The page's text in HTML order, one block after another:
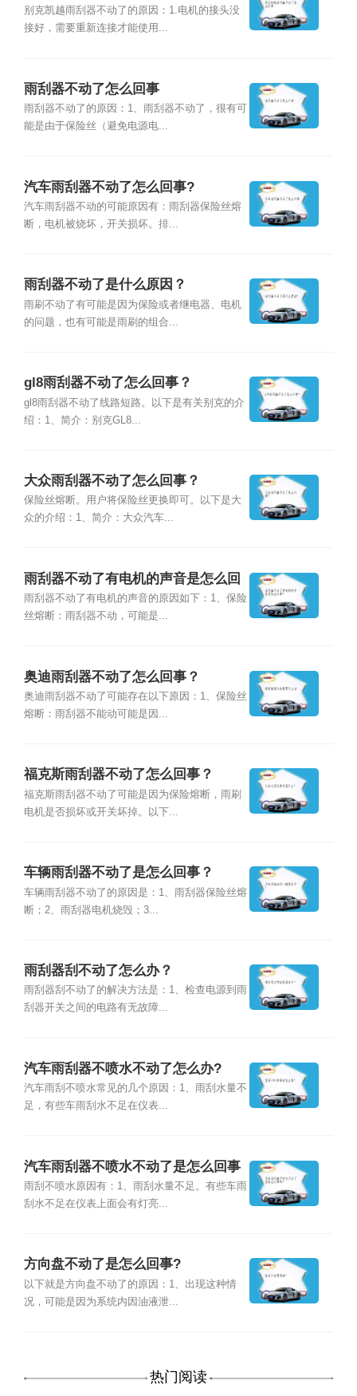
别克凯越雨刮器不动了的原因：1.电机的接头没
接好，需要重新连接才能使用...
雨刮器不动了怎么回事
雨刮器不动了的原因：1、雨刮器不动了，很有可
能是由于保险丝（避免电源电...
汽车雨刮器不动了怎么回事?
汽车雨刮器不动的可能原因有：雨刮器保险丝熔
断，电机被烧坏，开关损坏。排...
雨刮器不动了是什么原因？
雨刷不动了有可能是因为保险或者继电器、电机
的问题，也有可能是雨刷的组合...
gl8雨刮器不动了怎么回事？
gl8雨刮器不动了线路短路。以下是有关别克的介
绍：1、简介：别克GL8...
大众雨刮器不动了怎么回事？
保险丝熔断。用户将保险丝更换即可。以下是大
众的介绍：1、简介：大众汽车...
雨刮器不动了有电机的声音是怎么回
事？
雨刮器不动了有电机的声音的原因如下：1、保险
丝熔断：雨刮器不动，可能是...
奥迪雨刮器不动了怎么回事？
奥迪雨刮器不动了可能存在以下原因：1、保险丝
熔断：雨刮器不能动可能是因...
福克斯雨刮器不动了怎么回事？
福克斯雨刮器不动了可能是因为保险熔断，雨刷
电机是否损坏或开关坏掉。以下...
车辆雨刮器不动了是怎么回事？
车辆雨刮器不动了的原因是：1、雨刮器保险丝熔
断；2、雨刮器电机烧毁；3...
雨刮器刮不动了怎么办？
雨刮器刮不动了的解决方法是：1、检查电源到雨
刮器开关之间的电路有无故障...
汽车雨刮器不喷水不动了怎么办?
汽车雨刮不喷水常见的几个原因：1、雨刮水量不
足，有些车雨刮水不足在仪表...
汽车雨刮器不喷水不动了是怎么回事
啊?
雨刮不喷水原因有：1、雨刮水量不足。有些车雨
刮水不足在仪表上面会有灯亮...
方向盘不动了是怎么回事?
以下就是方向盘不动了的原因：1、出现这种情
况，可能是因为系统内因油液泄...
热门阅读